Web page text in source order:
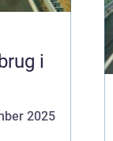
i
2025